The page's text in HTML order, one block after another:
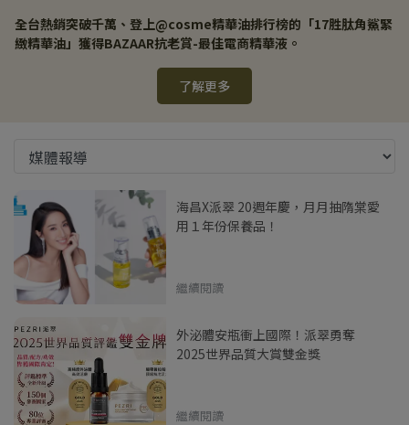
全台熱銷突破千萬、登上@cosme精華油排行榜的「17胜肽角鯊緊
緻精華油」獲得BAZAAR抗老賞-最佳電商精華液。
了解更多
海昌X派翠 20週年慶，月月抽隋棠愛
用１年份保養品！
繼續閱讀
外泌體安瓶衝上國際！派翠勇奪
2025世界品質大賞雙金獎
繼續閱讀